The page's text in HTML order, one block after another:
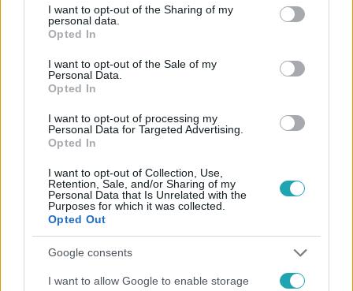
not limited to your visit or usage behaviour. You may click to
grant or deny consent to Google and its third-party tags to
use your data for below specified purposes in below Google
consent section.
I want to opt-out of the Sharing of my
personal data.
Opted In
I want to opt-out of the Sale of my
Personal Data.
Opted In
I want to opt-out of processing my
Personal Data for Targeted Advertising.
Opted In
I want to opt-out of Collection, Use,
Retention, Sale, and/or Sharing of my
Personal Data that Is Unrelated with the
Purposes for which it was collected.
Opted Out
Google consents
I want to allow Google to enable storage
CSOK Plusz: három százaléknál is alacsonyabb
lehet a hitel kamata
Három százaléknál alacsonyabb is lehet a CSOK Plusz
hitel kamata, igényléskor nem kell eladni a korábbi lakást,
tagjainak még nem volt közös otthon a nevükön. Számos
részletet tisztáz a CSOK Plusz rendelet csütörtökön
tart, a kormány honlapján december elsejéig mondhatja
el a véleményét bárki a tervekről.